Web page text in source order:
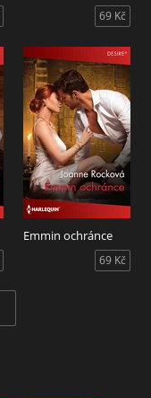
69 Kč
Emmin ochránce
69 Kč